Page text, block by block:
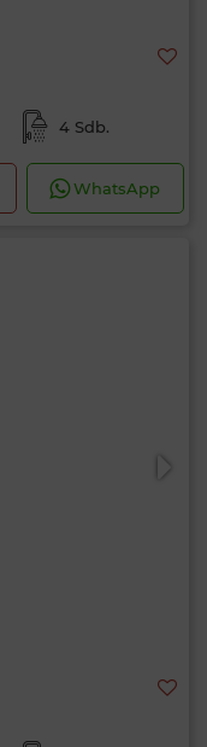
4 Sdb.
WhatsApp